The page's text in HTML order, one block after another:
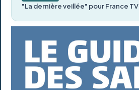
"La dernière veillée" pour France TV